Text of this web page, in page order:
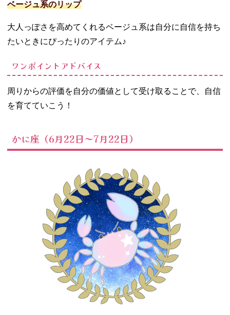
ベージュ系のリップ
大人っぽさを高めてくれるベージュ系は自分に自信を持ち
たいときにぴったりのアイテム♪
ワンポイントアドバイス
周りからの評価を自分の価値として受け取ることで、自信
を育てていこう！
かに座（6月22日～7月22日）